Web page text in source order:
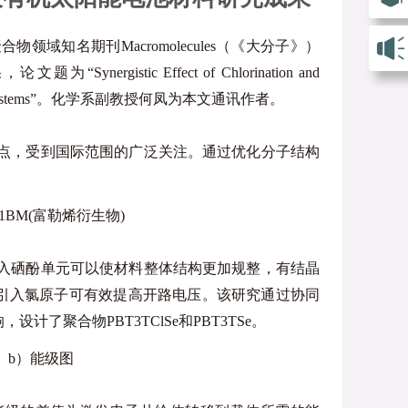
领域知名期刊Macromolecules（《大分子》）
题为“Synergistic Effect of Chlorination and
。化学系副教授何凤为本文通讯作者。
，受到国际范围的广泛关注。通过优化分子结构
富勒烯衍生物)
硒酚单元可以使材料整体结构更加规整，有结晶
氯原子可有效提高开路电压。该研究通过协同
计了聚合物PBT3TClSe和PBT3TSe。
）能级图